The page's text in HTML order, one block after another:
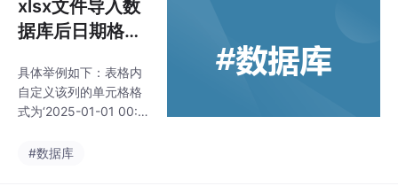
补，均值插补，单变量
插补（这里用常数0进
注：add_indicator：bo
olean，（默认）Fals
e，True则会在数据后
的同样大小的数据，0
xlsx文件导入数
据库后日期格式
具体举例如下：表格内
自定义该列的单元格格
式为‘2025-01-01 00:0
据库后自动转为'2025-
#数据库